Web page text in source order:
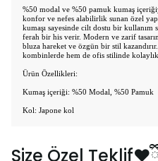
%50 modal ve %50 pamuk kumaş
konfor ve nefes alabilirlik sunan özel
kumaşı sayesinde cilt dostu bir
ferah bir his verir. Modern ve zarif
bluza hareket ve özgün bir stil
kombinlerde hem de ofis stilinde
Ürün Özellikleri:
Kumaş içeriği: %50 Modal, %50 Pamuk
Kol: Japone kol
Size Özel